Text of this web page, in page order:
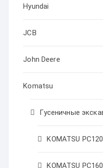
Hyundai
JCB
John Deere
Komatsu
Гусеничные
KOMATSU
KOMATSU